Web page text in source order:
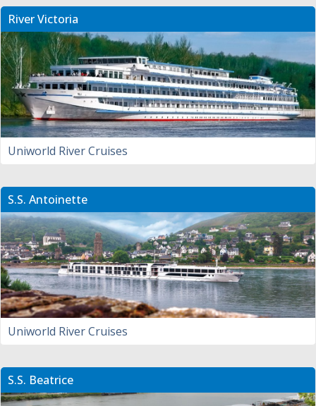
River Victoria
Uniworld River Cruises
S.S. Antoinette
Uniworld River Cruises
S.S. Beatrice